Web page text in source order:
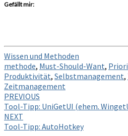
Gefällt mir:
Wissen und Methoden
methode, Must-Should-Want,
Produktivität, Selbstmanagement,
Zeitmanagement
Post
navigation
PREVIOUS
Tool-Tipp: UniGetUI (ehem.
NEXT
Tool-Tipp: AutoHotkey